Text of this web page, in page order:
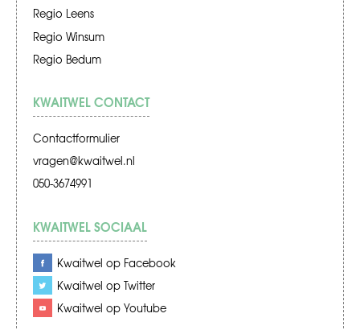
Regio Leens
Regio Winsum
Regio Bedum
KWAITWEL CONTACT
Contactformulier
vragen@kwaitwel.nl
050-3674991
KWAITWEL SOCIAAL
Kwaitwel op Facebook
Kwaitwel op Twitter
Kwaitwel op Youtube